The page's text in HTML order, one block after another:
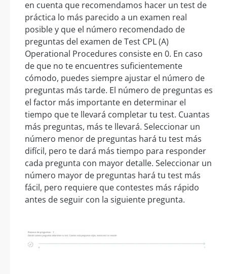
en cuenta que recomendamos hacer un test de
práctica lo más parecido a un examen real
posible y que el número recomendado de
preguntas del examen de Test CPL (A)
Operational Procedures consiste en 0. En caso
de que no te encuentres suficientemente
cómodo, puedes siempre ajustar el número de
preguntas más tarde. El número de preguntas es
el factor más importante en determinar el
tiempo que te llevará completar tu test. Cuantas
más preguntas, más te llevará. Seleccionar un
número menor de preguntas hará tu test más
difícil, pero te dará más tiempo para responder
cada pregunta con mayor detalle. Seleccionar un
número mayor de preguntas hará tu test más
fácil, pero requiere que contestes más rápido
antes de seguir con la siguiente pregunta.